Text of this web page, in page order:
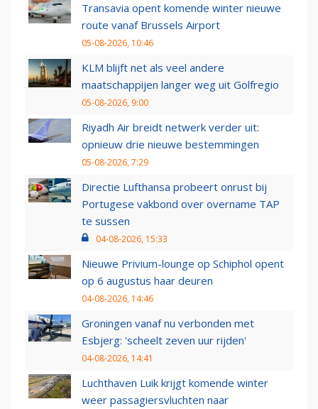
Transavia opent komende winter nieuwe
route vanaf Brussels Airport
05-08-2026, 10:46
KLM blijft net als veel andere
maatschappijen langer weg uit Golfregio
05-08-2026, 9:00
Riyadh Air breidt netwerk verder uit:
opnieuw drie nieuwe bestemmingen
05-08-2026, 7:29
Directie Lufthansa probeert onrust bij
Portugese vakbond over overname TAP
te sussen
04-08-2026, 15:33
Nieuwe Privium-lounge op Schiphol opent
op 6 augustus haar deuren
04-08-2026, 14:46
Groningen vanaf nu verbonden met
Esbjerg: 'scheelt zeven uur rijden'
04-08-2026, 14:41
Luchthaven Luik krijgt komende winter
weer passagiersvluchten naar